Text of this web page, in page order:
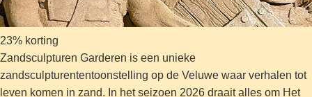
23% korting
Zandsculpturen Garderen is een unieke
zandsculpturententoonstelling op de Veluwe waar verhalen tot
leven komen in zand. In het seizoen 2026 draait alles om Het